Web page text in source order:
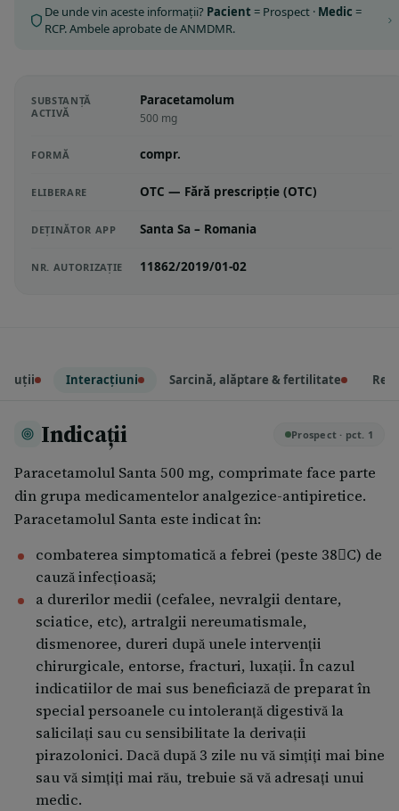
De unde vin aceste informații? Pacient = Prospect · Medic =
RCP. Ambele aprobate de ANMDMR.
SUBSTANȚĂ
ACTIVĂ
Paracetamolum
500 mg
FORMĂ compr.
ELIBERARE OTC — Fără prescripție (OTC)
DEȚINĂTOR APP Santa Sa – Romania
NR. AUTORIZAȚIE 11862/2019/01-02
Interacțiuni Sarcină, alăptare & fertilitate
Indicații Prospect · pct. 1
Paracetamolul Santa 500 mg, comprimate face parte
din grupa medicamentelor analgezice-antipiretice.
Paracetamolul Santa este indicat în:
combaterea simptomatică a febrei (peste 38C) de
cauză infecțioasă;
a durerilor medii (cefalee, nevralgii dentare,
sciatice, etc), artralgii nereumatismale,
dismenoree, dureri după unele intervenții
chirurgicale, entorse, fracturi, luxații. În cazul
indicatiilor de mai sus beneficiază de preparat în
special persoanele cu intoleranță digestivă la
salicilați sau cu sensibilitate la derivații
pirazolonici. Dacă după 3 zile nu vă simțiți mai bine
sau vă simțiți mai rău, trebuie să vă adresați unui
medic.